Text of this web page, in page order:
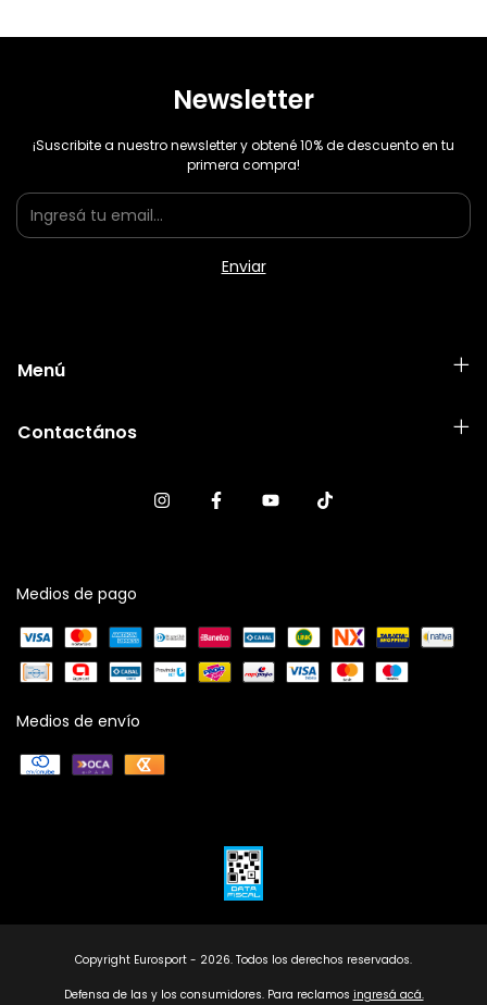
Newsletter
¡Suscribite a nuestro newsletter y obtené 10% de descuento en tu
primera compra!
Menú
Contactános
Medios de pago
Medios de envío
Copyright Eurosport - 2026. Todos los derechos reservados.
Defensa de las y los consumidores. Para reclamos ingresá acá.